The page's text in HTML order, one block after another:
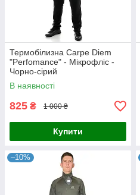
Термобілизна Carpe Diem
"Perfomance" - Мікрофліс -
Чорно-сірий
В наявності
825 ₴ 1 000 ₴
Купити
–10%